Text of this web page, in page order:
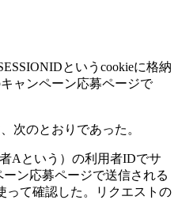
というcookieに格納
ャンペーン応募ページで
次のとおりであった。
Aという）の利用者IDでサ
ン応募ページで送信される
って確認した。リクエストの